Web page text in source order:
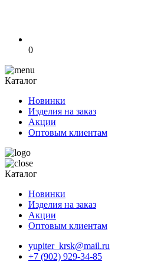
0
Каталог
Новинки
Изделия на заказ
Акции
Оптовым клиентам
Каталог
Новинки
Изделия на заказ
Акции
Оптовым клиентам
yupiter_krsk@mail.ru
+7 (902) 929-34-85